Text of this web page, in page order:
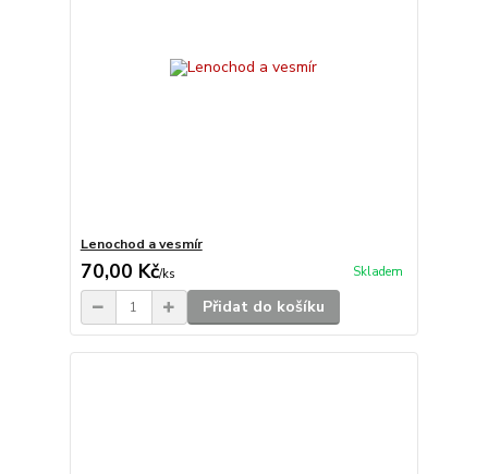
Lenochod a vesmír
70,00 Kč/ks Skladem
Přidat do košíku